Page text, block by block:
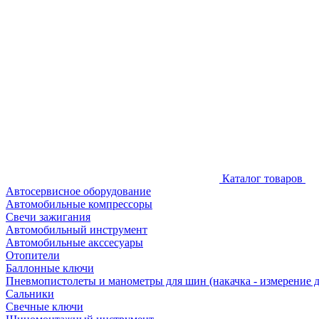
Каталог товаров
Автосервисное оборудование
Автомобильные компрессоры
Свечи зажигания
Автомобильный инструмент
Автомобильные акссесуары
Отопители
Баллонные ключи
Пневмопистолеты и манометры для шин (накачка - измерение
Сальники
Свечные ключи